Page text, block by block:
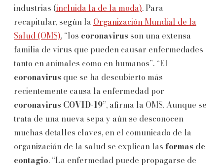
industrias (incluida la de la moda). Para
recapitular, según la Organización Mundial de la
Salud (OMS), “los coronavirus son una extensa
familia de virus que pueden causar enfermedades
tanto en animales como en humanos”. “El
coronavirus que se ha descubierto más
recientemente causa la enfermedad por
coronavirus COVID-19”, afirma la OMS. Aunque se
trata de una nueva sepa y aún se desconocen
muchas detalles claves, en el comunicado de la
organización de la salud se explican las formas de
contagio. “La enfermedad puede propagarse de